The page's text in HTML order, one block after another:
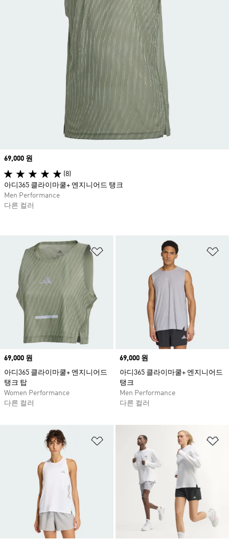
위시리스트 담기
Price
69,000 원
아디365 클라이마쿨+ 엔지니어드
탱크 탑
Women Performance
다른 컬러
Price
69,000 원
아디365 클라이마쿨+ 엔지니어드
탱크
Men Performance
다른 컬러
위시리스트 담기
Price
69,000 원
(8)
아디365 클라이마쿨+ 엔지니어드 탱크
Men Performance
다른 컬러